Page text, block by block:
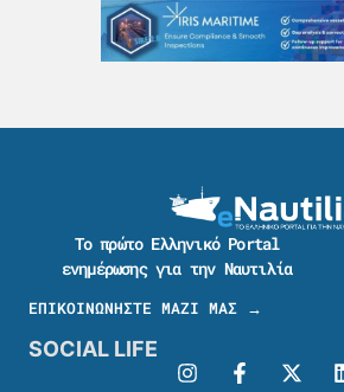
Το πρώτο Ελληνικό Portal
ενημέρωσης για την Ναυτιλία
ΕΠΙΚΟΙΝΩΝΗΣΤΕ ΜΑΖΙ ΜΑΣ →
SOCIAL LIFE